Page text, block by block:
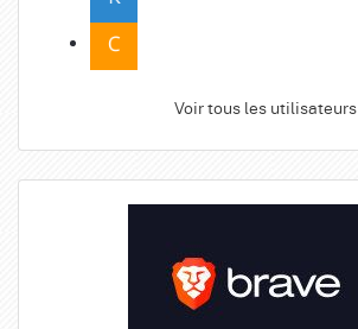
Voir tous les utilisateurs